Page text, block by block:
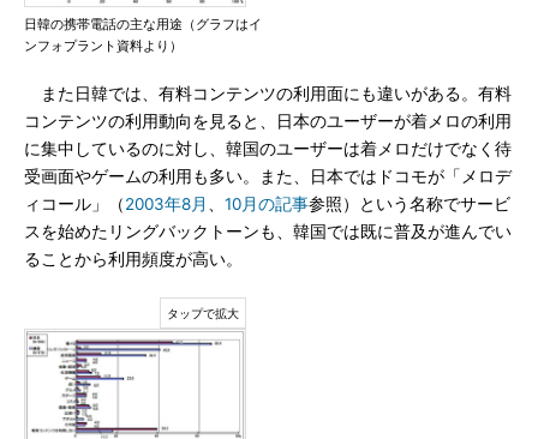
日韓の携帯電話の主な用途（グラフはイ
ンフォプラント資料より）
また日韓では、有料コンテンツの利用面にも違いがある。有料
コンテンツの利用動向を見ると、日本のユーザーが着メロの利用
に集中しているのに対し、韓国のユーザーは着メロだけでなく待
受画面やゲームの利用も多い。また、日本ではドコモが「メロデ
ィコール」（2003年8月 10月の記事参照）という名称でサービ
スを始めたリングバックトーンも、韓国では既に普及が進んでい
ることから利用頻度が高い。